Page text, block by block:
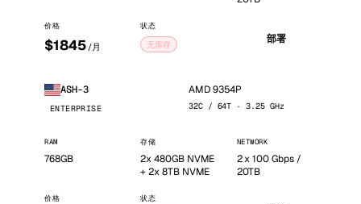
价格
$1845 /月
状态
无库存 部署
ASH-3
ENTERPRISE
AMD 9354P
32C / 64T · 3.25 GHz
RAM
768GB
存储
2x 480GB NVME
+ 2x 8TB NVME
NETWORK
2 x 100 Gbps /
20TB
价格 状态